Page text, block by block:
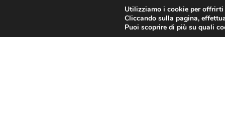
Utilizziamo i cookie per
Cliccando sulla pagina,
Puoi scoprire di più su quali